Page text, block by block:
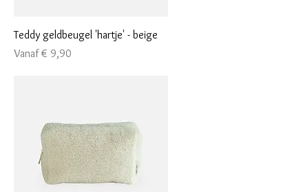
Snel overzicht
Teddy geldbeugel 'hartje' - beige
Vanaf€ 9,90
Verkoopprijs